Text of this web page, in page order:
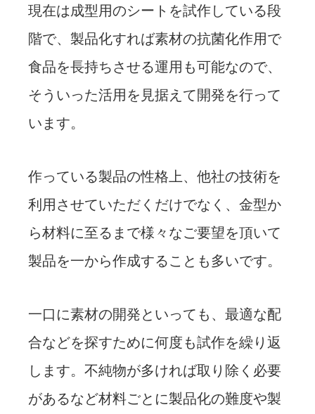
現在は成型用のシートを試作している段
階で、製品化すれば素材の抗菌化作用で
食品を長持ちさせる運用も可能なので、
そういった活用を見据えて開発を行って
います。
作っている製品の性格上、他社の技術を
利用させていただくだけでなく、金型か
ら材料に至るまで様々なご要望を頂いて
製品を一から作成することも多いです。
一口に素材の開発といっても、最適な配
合などを探すために何度も試作を繰り返
します。不純物が多ければ取り除く必要
があるなど材料ごとに製品化の難度や製